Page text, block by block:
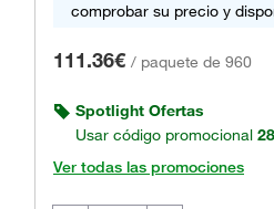
comprobar su precio y
111.36€ / paquete de 960
Spotlight Ofertas
Usar código promocional
Ver todas las promociones